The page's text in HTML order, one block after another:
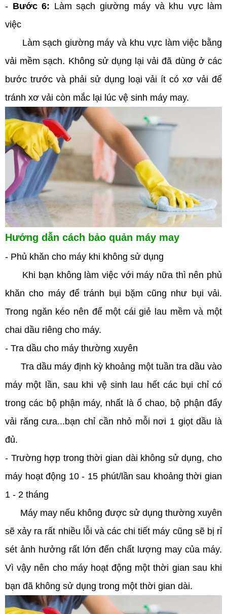
- Bước 6: Làm sạch giường máy và khu vực làm
việc
Làm sạch giường máy và khu vực làm việc bằng
vải mềm sạch. Không sử dụng lại vải đã dùng ở các
bước trước và phải sử dụng loại vải ít có xơ vải để
tránh xơ vải còn mắc lại lúc vệ sinh máy may.
Hướng dẫn cách bảo quản máy may
- Phủ khăn cho máy khi không sử dụng
Khi bạn không làm việc với máy nữa thì nên phủ
khăn cho máy để tránh bụi bặm cũng như bụi vải.
Trong ngăn kéo nên để một cái giẻ lau mềm và một
chai dầu riêng cho máy.
- Tra dầu cho máy thường xuyên
Tra dầu máy định kỳ khoảng một tuần tra dầu vào
máy một lần, sau khi vệ sinh lau hết các bụi chỉ có
trong các bộ phận máy, nhất là ổ chao, bộ phận đẩy
vải răng cưa...bạn chỉ cần nhỏ mỗi nơi 1 giọt dầu là
đủ.
- Trường hợp trong thời gian dài không sử dụng, cho
máy hoạt động 10 - 15 phút/lần sau khoảng thời gian
1 - 2 tháng
Máy may nếu không được sử dụng thường xuyên
sẽ xảy ra rất nhiều lỗi và các chi tiết máy cũng sẽ bị rỉ
sét ảnh hưởng rất lớn đến chất lượng may của máy.
Vì vậy nên cho máy hoạt động một thời gian sau khi
bạn đã không sử dụng trong một thời gian dài.